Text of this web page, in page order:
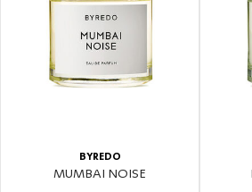
BYREDO
MUMBAI NOISE